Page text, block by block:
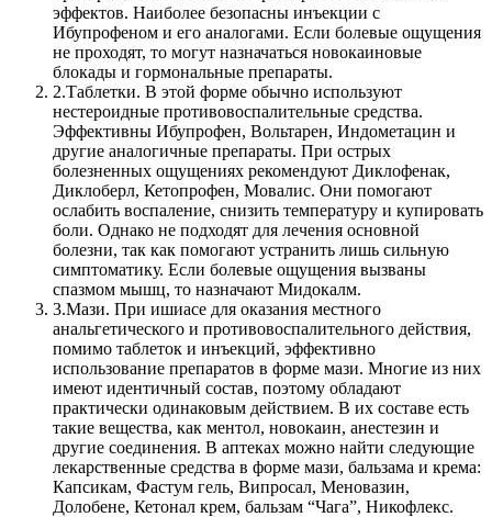
эффектов. Наиболее безопасны инъекции с
Ибупрофеном и его аналогами. Если болевые ощущения
не проходят, то могут назначаться новокаиновые
блокады и гормональные препараты.
2.Таблетки. В этой форме обычно используют
нестероидные противовоспалительные средства.
Эффективны Ибупрофен, Вольтарен, Индометацин и
другие аналогичные препараты. При острых
болезненных ощущениях рекомендуют Диклофенак,
Диклоберл, Кетопрофен, Мовалис. Они помогают
ослабить воспаление, снизить температуру и купировать
боли. Однако не подходят для лечения основной
болезни, так как помогают устранить лишь сильную
симптоматику. Если болевые ощущения вызваны
спазмом мышц, то назначают Мидокалм.
3.Мази. При ишиасе для оказания местного
анальгетического и противовоспалительного действия,
помимо таблеток и инъекций, эффективно
использование препаратов в форме мази. Многие из них
имеют идентичный состав, поэтому обладают
практически одинаковым действием. В их составе есть
такие вещества, как ментол, новокаин, анестезин и
другие соединения. В аптеках можно найти следующие
лекарственные средства в форме мази, бальзама и крема:
Капсикам, Фастум гель, Випросал, Меновазин,
Долобене, Кетонал крем, бальзам “Чага”, Никофлекс.